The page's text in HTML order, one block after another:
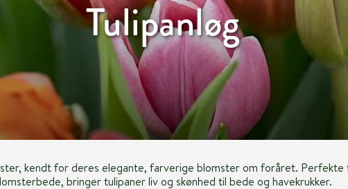
Tulipanløg
kendt for deres elegante, farverige blomster om foråret. Perfekte
bringer tulipaner liv og skønhed til bede og havekrukker.